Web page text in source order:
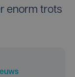
enorm trots